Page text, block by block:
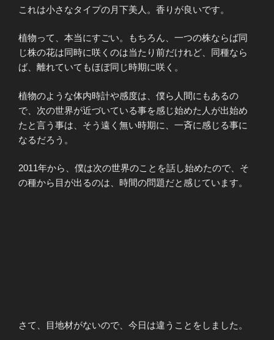
これは小さなタイプの月下美人。香りが良いです。
植物って、本当にすごい。もちろん、一つの株ならば同
じ株の花は同時に咲くのは当たり前だけれど、同種なら
ば、離れていてもほぼ同じ時期に咲く。
植物のような体内時計や感度は、僕ら人間にもあるの
で、次の世界が近づいている事を感じ始めた人が出始め
たと言う事は、そう遠く無い時期に、一斉に感じる事に
なるだろう。
2011年から、僕は次の世界のことを話し始めたので、そ
の種から目が出るのは、時間の問題だと感じています。
さて、目地材がないので、今日は違うことをしました。